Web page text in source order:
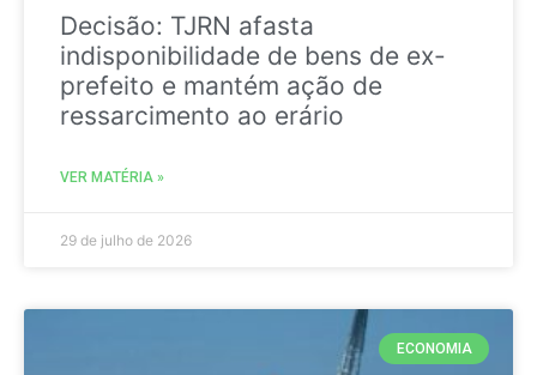
Decisão: TJRN afasta
indisponibilidade de bens de ex-
prefeito e mantém ação de
ressarcimento ao erário
VER MATÉRIA »
29 de julho de 2026
ECONOMIA